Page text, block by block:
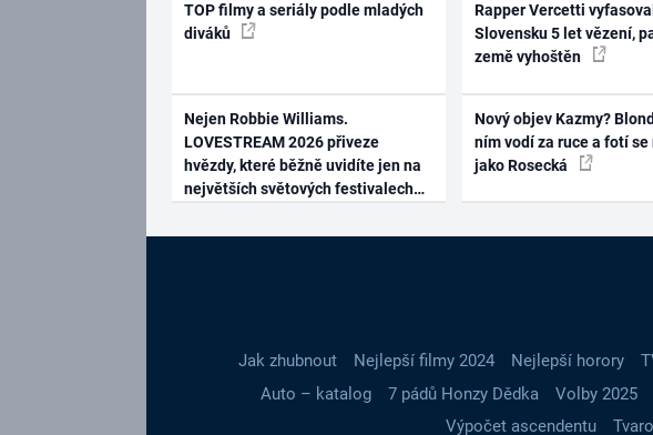
TOP filmy a seriály podle mladých
diváků
Nejen Robbie Williams.
LOVESTREAM 2026 přiveze
hvězdy, které běžně uvidíte jen na
největších světových festivalech
Rapper Vercetti
Slovensku 5 let vězení,
země vyhoštěn
Nový objev Kazmy?
ním vodí za ruce a fotí
jako Rosecká
Jak zhubnout Nejlepší filmy 2024 Nejlepší horory
Auto – katalog
7 pádů Honzy Dědka Volby 2025
Výpočet ascendentu